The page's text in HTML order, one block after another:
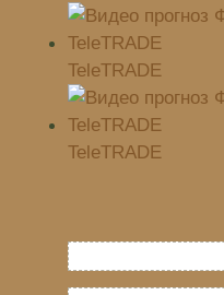
TeleTRADE
TeleTRADE